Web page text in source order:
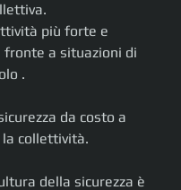
più forte e
fronte a situazioni di
.
da costo a
collettività.
della sicurezza è